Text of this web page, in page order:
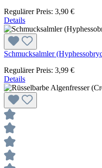
Regulärer Preis: 3,90 €
Details
Schmucksalmler
Regulärer Preis: 3,99 €
Details